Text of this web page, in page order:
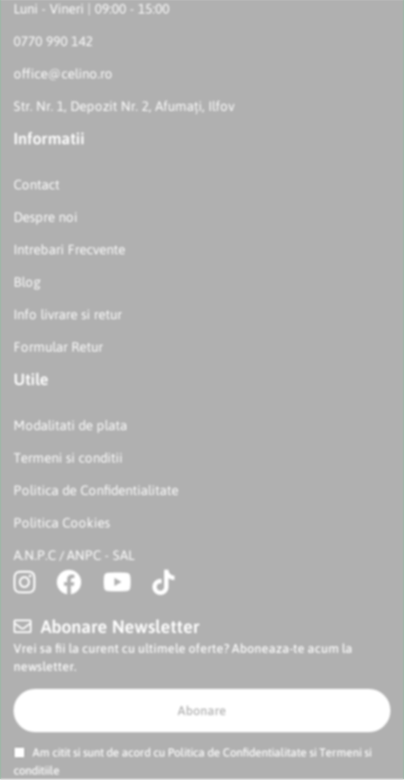
Luni - Vineri | 09:00 - 15:00
0770 990 142
office@celino.ro
Str. Nr. 1, Depozit Nr. 2, Afumați, Ilfov
Informatii
Contact
Despre noi
Intrebari Frecvente
Blog
Info livrare si retur
Formular Retur
Utile
Modalitati de plata
Termeni si conditii
Politica de Confidentialitate
Politica Cookies
A.N.P.C / ANPC - SAL
Abonare Newsletter
Vrei sa fii la curent cu ultimele oferte? Aboneaza-te acum la
newsletter.
Abonare
Am citit si sunt de acord cu Politica de Confidentialitate si
Termeni si
conditiile